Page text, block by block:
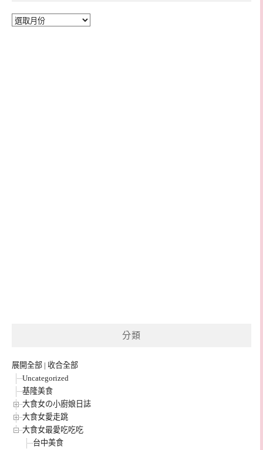
彙
分類
展開全部 | 收合全部
Uncategorized
基隆美食
大食女の小廚娘日誌
大食女愛走跳
大食女最愛吃吃吃
台中美食